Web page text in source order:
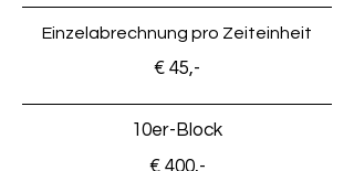
Einzelabrechnung pro Zeiteinheit
€ 45,-
10er-Block
€ 400,-